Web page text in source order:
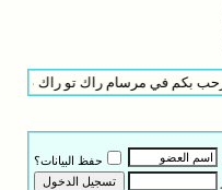
حفظ البيانات؟